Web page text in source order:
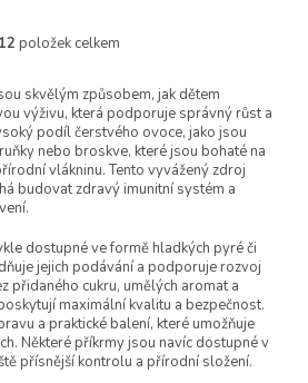
O
l
á
d
a
c
í
r
v
k
y
v
ý
p
12 položek celkem
skvělým způsobem, jak dětem
výživu, která podporuje správný růst a
podíl čerstvého ovoce, jako jsou
nebo broskve, které jsou bohaté na
vlákninu. Tento vyvážený zdroj
budovat zdravý imunitní systém a
dostupné ve formě hladkých pyré či
jejich podávání a podporuje rozvoj
přidaného cukru, umělých aromat a
maximální kvalitu a bezpečnost.
a praktické balení, které umožňuje
Některé příkrmy jsou navíc dostupné v
přísnější kontrolu a přírodní složení.